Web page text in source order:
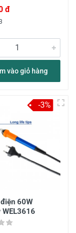
đ
vào giỏ hàng
60W
WEL3616
-3%